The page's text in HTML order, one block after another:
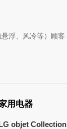
浮、风冷等）顾客
用电器
objet Collection